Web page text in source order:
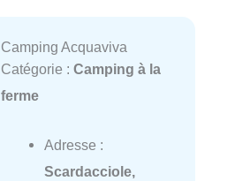
Camping Acquaviva
Catégorie : Camping à la
ferme
Adresse :
Scardacciole,